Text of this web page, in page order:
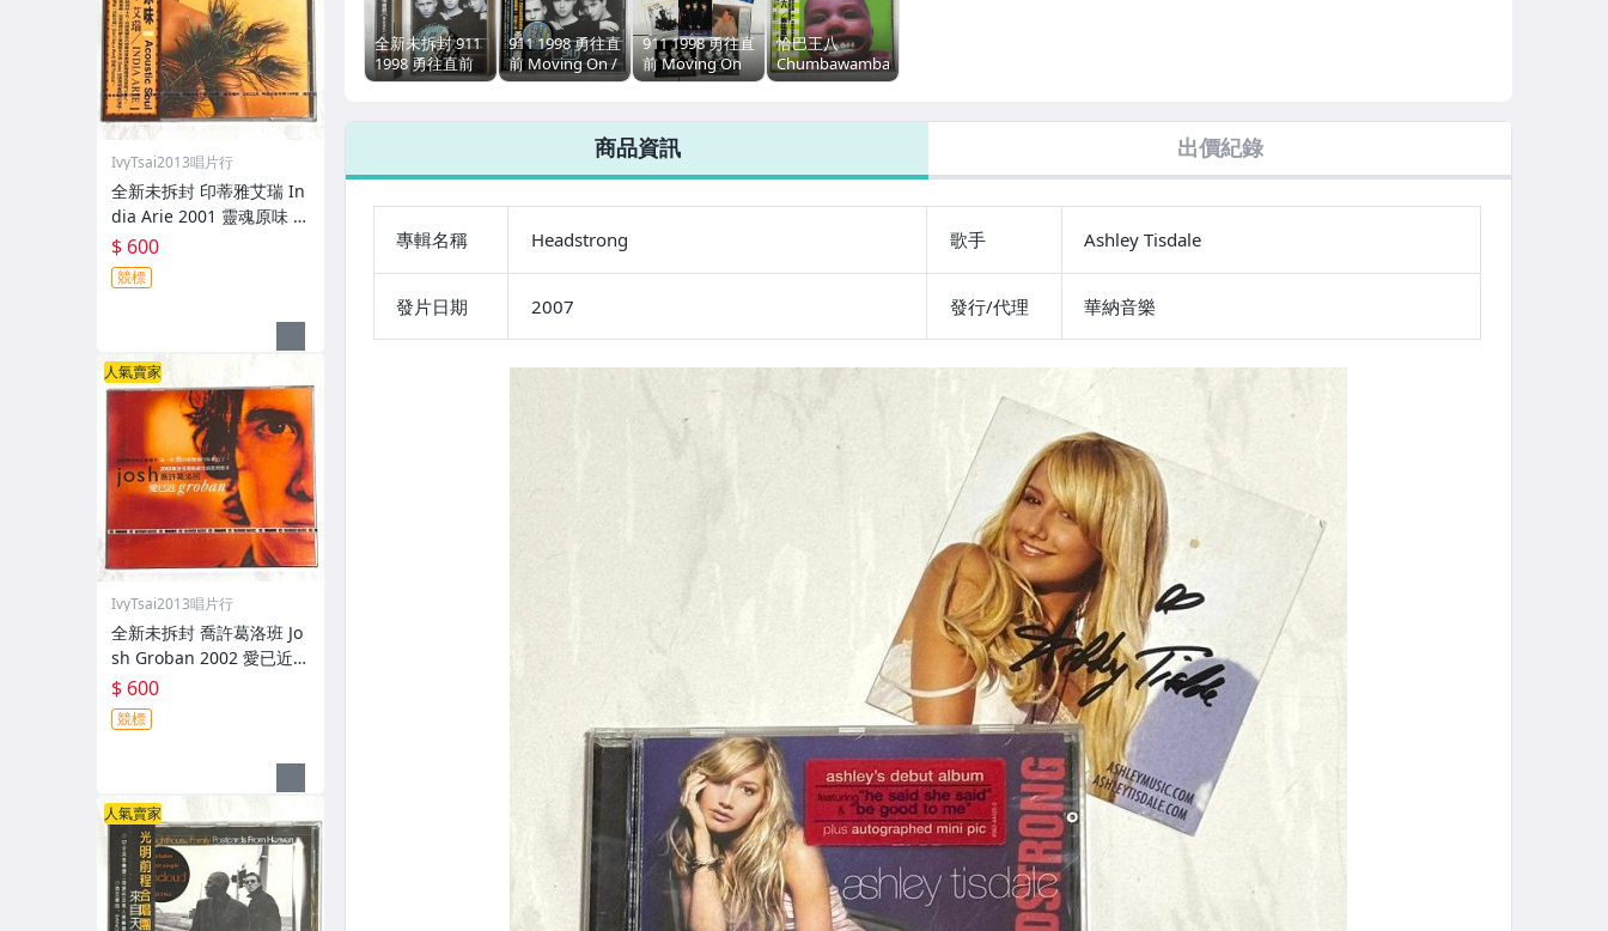
全新未拆封 911
1998 勇往直前
Moving On -
錄音帶 卡帶 磁
911 1998 勇往直
前 Moving On /
EMI 科藝百代 台
附側標 歌詞 特
別收錄國語親聲
問候台灣歌迷
911 1998 勇往直
前 Moving On
訪華精裝版 EMI
CD 附明信片 [瑟
另]
恰巴王八
Chumbawamba
1997 勇往直前
EMI 台灣版專輯
商品資訊 出價紀錄
專輯名稱 Headstrong 歌手 Ashley Tisdale
發片日期 2007 發行/代理 華納音樂
IvyTsai2013唱片行
全新未拆封 印蒂雅艾瑞 In
dia Arie 2001 靈魂原味 A
coustic Soul / 福茂唱片
台灣版專輯 CD / 附側標 歌
詞 環狀封條
$ 600
競標
人氣賣家
IvyTsai2013唱片行
全新未拆封 喬許葛洛班 Jo
sh Groban 2002 愛已近 C
loser / 華納音樂 台灣版專
輯 CD / 附側標 歌詞 環狀
封條
$ 600
競標
人氣賣家